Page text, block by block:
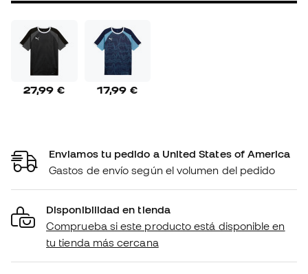
27,99 € 17,99 €
Enviamos tu pedido a United States of America
Gastos de envío según el volumen del pedido
Disponibilidad en tienda
Comprueba si este producto está disponible en
tu tienda más cercana